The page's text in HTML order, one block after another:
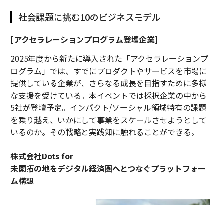
社会課題に挑む10のビジネスモデル
[アクセラレーションプログラム登壇企業]
2025年度から新たに導入された「アクセラレーションプ
ログラム」では、すでにプロダクトやサービスを市場に
提供している企業が、さらなる成長を目指すために多様
な支援を受けている。本イベントでは採択企業の中から
5社が登壇予定。インパクト/ソーシャル領域特有の課題
を乗り越え、いかにして事業をスケールさせようとして
いるのか。その戦略と実践知に触れることができる。
株式会社Dots for
未開拓の地をデジタル経済圏へとつなぐプラットフォー
ム構想